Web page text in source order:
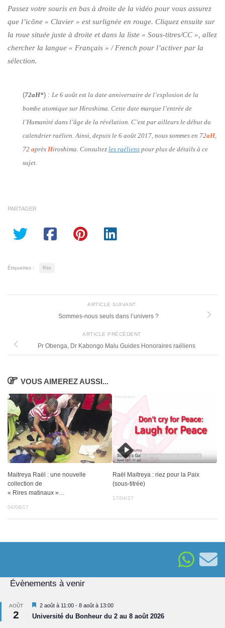
Passez votre souris en bas à droite de la vidéo pour vous assurez
que l’icône « Clavier » est surlignée en rouge. Cliquez ensuite sur
la roue située juste à droite et dans la liste « Sous-titres/CC », allez
chercher la langue « Français » / French pour l’activer par la
sélection.
(72aH*) : Le 6 août est la date anniversaire de l’explosion de la
bombe atomique sur Hiroshima. Cette date marque l’entrée de
l’Humanité dans l’âge de la révélation. C’est par ailleurs le début du
calendrier raélien. Ainsi, depuis le 6 août 2017, nous sommes en 72aH,
72 après Hiroshima. Consultez les raéliens pour plus de détails à ce
sujet.
PARTAGER
Étiquettes : Rire
ARTICLE SUIVANT
Sommes-nous seuls dans l’univers ?
ARTICLE PRÉCÉDENT
Pr Obenga, Dr Kabongo Malu Guides Honoraires raéliens
VOUS AIMEREZ AUSSI...
Maitreya Raël : une nouvelle
collection de
« Rires matinaux »…
04/08/17
Raël Maitreya : riez pour la Paix
(sous-titrée)
17/04/17
Évènements à venir
AOÛT
2
Mis
en
avant
2 août à 11:00 - 8 août à 13:00
Université du Bonheur du 2 au 8 août 2026